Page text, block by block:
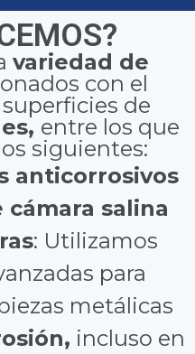
variedad de
con el
de
entre los que
siguientes:
anticorrosivos
cámara salina
: Utilizamos
para
metálicas
incluso en